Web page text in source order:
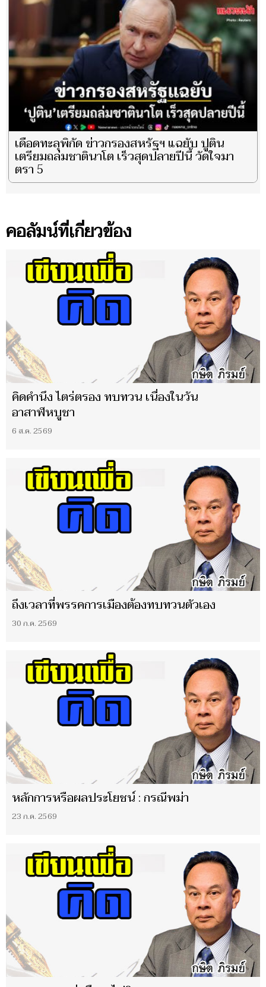
เดือดทะลุพิกัด ข่าวกรองสหรัฐฯ แฉยับ ปูติน
เตรียมถล่มชาตินาโต เร็วสุดปลายปีนี้ วัดใจมา
ตรา 5
คอลัมน์ที่เกี่ยวข้อง
คิดคำนึง ไตร่ตรอง ทบทวน เนื่องในวัน
อาสาฬหบูชา
6 ส.ค. 2569
ถึงเวลาที่พรรคการเมืองต้องทบทวนตัวเอง
30 ก.ค. 2569
หลักการหรือผลประโยชน์ : กรณีพม่า
23 ก.ค. 2569